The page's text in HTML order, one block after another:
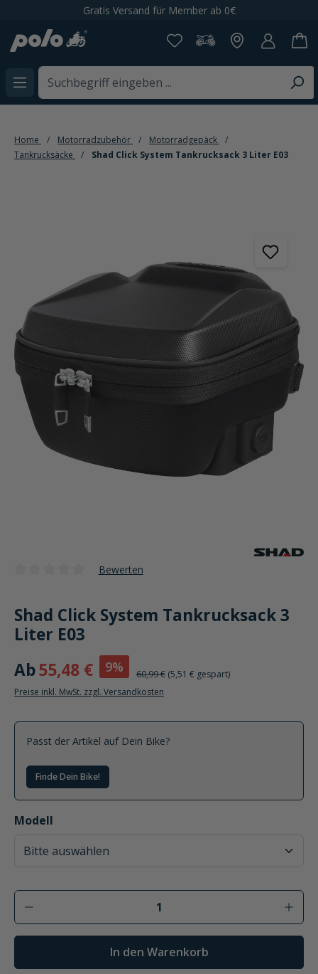
Gratis Versand für Member ab 0€
Home Motorradzubehör
Motorradgepäck
Tankrucksäcke
Shad Click System Tankrucksack 3 Liter E03
Bewerten
Shad Click System Tankrucksack 3
Liter E03
Ab55,48 € 9% 60,99 € (5,51 € gespart)
Preise inkl. MwSt. zzgl. Versandkosten
Passt der Artikel auf Dein Bike?
Finde Dein Bike!
Modell
auswählen
Produkt Anzahl: Gib den gewünschten
In den Warenkorb